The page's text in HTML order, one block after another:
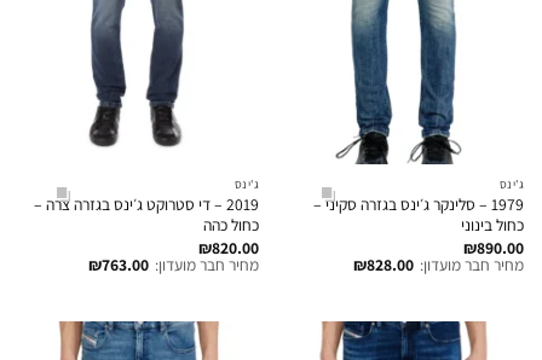
ג'ינס
1979 – סלינקר ג׳ינס בגזרה סקיני –
כחול בינוני
₪890.00
מחיר חבר מועדון: ₪828.00
ג'ינס
2019 – די סטרוקט ג׳ינס בגזרה צרה –
כחול כהה
₪820.00
מחיר חבר מועדון: ₪763.00